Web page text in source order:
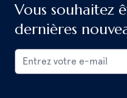
Vous souhaitez
dernières